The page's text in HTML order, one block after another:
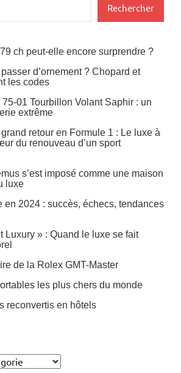
Rechercher
ch peut-elle encore surprendre ?
d’ornement ? Chopard et
les codes
01 Tourbillon Volant Saphir : un
extrême
retour en Formule 1 : Le luxe à
du renouveau d’un sport
s’est imposé comme une maison
luxe
en 2024 : succès, échecs, tendances
Luxury » : Quand le luxe se fait
de la Rolex GMT-Master
les plus chers du monde
reconvertis en hôtels